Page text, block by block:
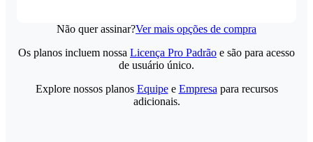
Não quer assinar?Ver mais opções de compra
Os planos incluem nossa Licença Pro Padrão e são para acesso
de usuário único.
Explore nossos planos Equipee Empresa para recursos
adicionais.